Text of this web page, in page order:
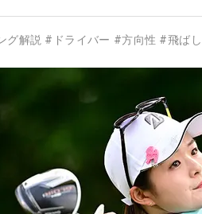
グ解説 # ドライバー #方向性 #飛ばし